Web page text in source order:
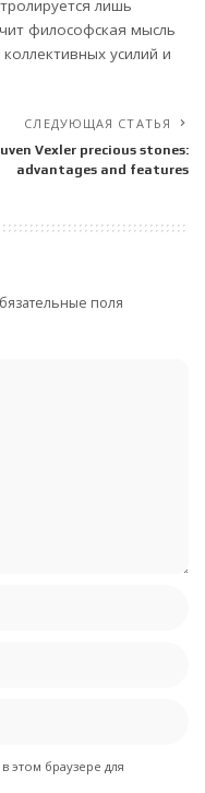
лишь
философская мысль
усилий и
СЛЕДУЮЩАЯ СТАТЬЯ
Vexler precious stones:
advantages and features
поля
этом браузере для